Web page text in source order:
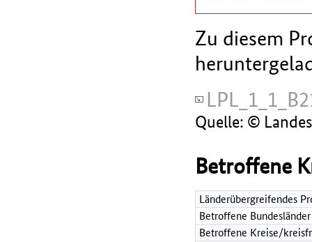
Zu diesem
Quelle: ©
Betroffene
Länderübergreifendes
Betroffene Bundesländer
Betroffene Kreise/